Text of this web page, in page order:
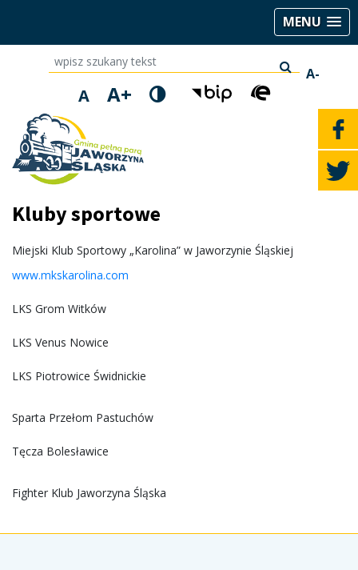
MENU
wpisz szukany tekst
A-
A A+
Kluby sportowe
Miejski Klub Sportowy „Karolina” w Jaworzynie Śląskiej
www.mkskarolina.com
LKS Grom Witków
LKS Venus Nowice
LKS Piotrowice Świdnickie
Sparta Przełom Pastuchów
Tęcza Bolesławice
Fighter Klub Jaworzyna Śląska